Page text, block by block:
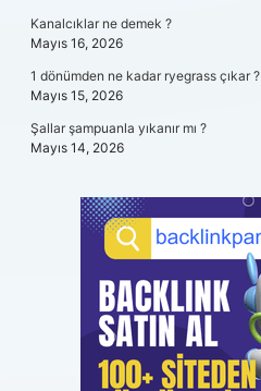
Kanalcıklar ne demek ?
Mayıs 16, 2026
1 dönümden ne kadar ryegrass çıkar ?
Mayıs 15, 2026
Şallar şampuanla yıkanır mı ?
Mayıs 14, 2026